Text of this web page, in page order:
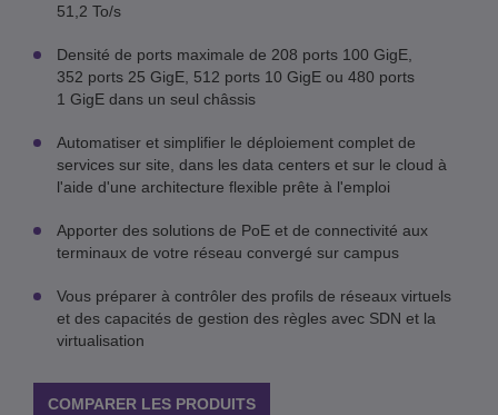
51,2 To/s
Densité de ports maximale de 208 ports 100 GigE,
352 ports 25 GigE, 512 ports 10 GigE ou 480 ports
1 GigE dans un seul châssis
Automatiser et simplifier le déploiement complet de
services sur site, dans les data centers et sur le cloud à
l'aide d'une architecture flexible prête à l'emploi
Apporter des solutions de PoE et de connectivité aux
terminaux de votre réseau convergé sur campus
Vous préparer à contrôler des profils de réseaux virtuels
et des capacités de gestion des règles avec SDN et la
virtualisation
COMPARER LES PRODUITS